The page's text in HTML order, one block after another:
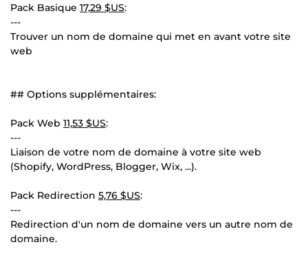
Pack Basique 17,29 $US:
---
Trouver un nom de domaine qui met en avant votre site
web
## Options supplémentaires:
Pack Web 11,53 $US:
---
Liaison de votre nom de domaine à votre site web
(Shopify, WordPress, Blogger, Wix, ...).
Pack Redirection 5,76 $US:
---
Redirection d'un nom de domaine vers un autre nom de
domaine.